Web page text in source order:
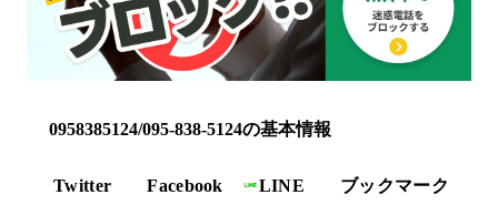
0958385124/095-838-5124の基本情報
Twitter Facebook LINE
ブックマーク